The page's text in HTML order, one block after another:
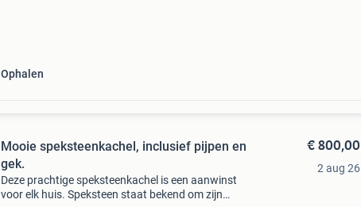
Ophalen
Mooie speksteenkachel, inclusief pijpen en
gek.
Deze prachtige speksteenkachel is een aanwinst
voor elk huis. Speksteen staat bekend om zijn
€ 800,00
2 aug 26